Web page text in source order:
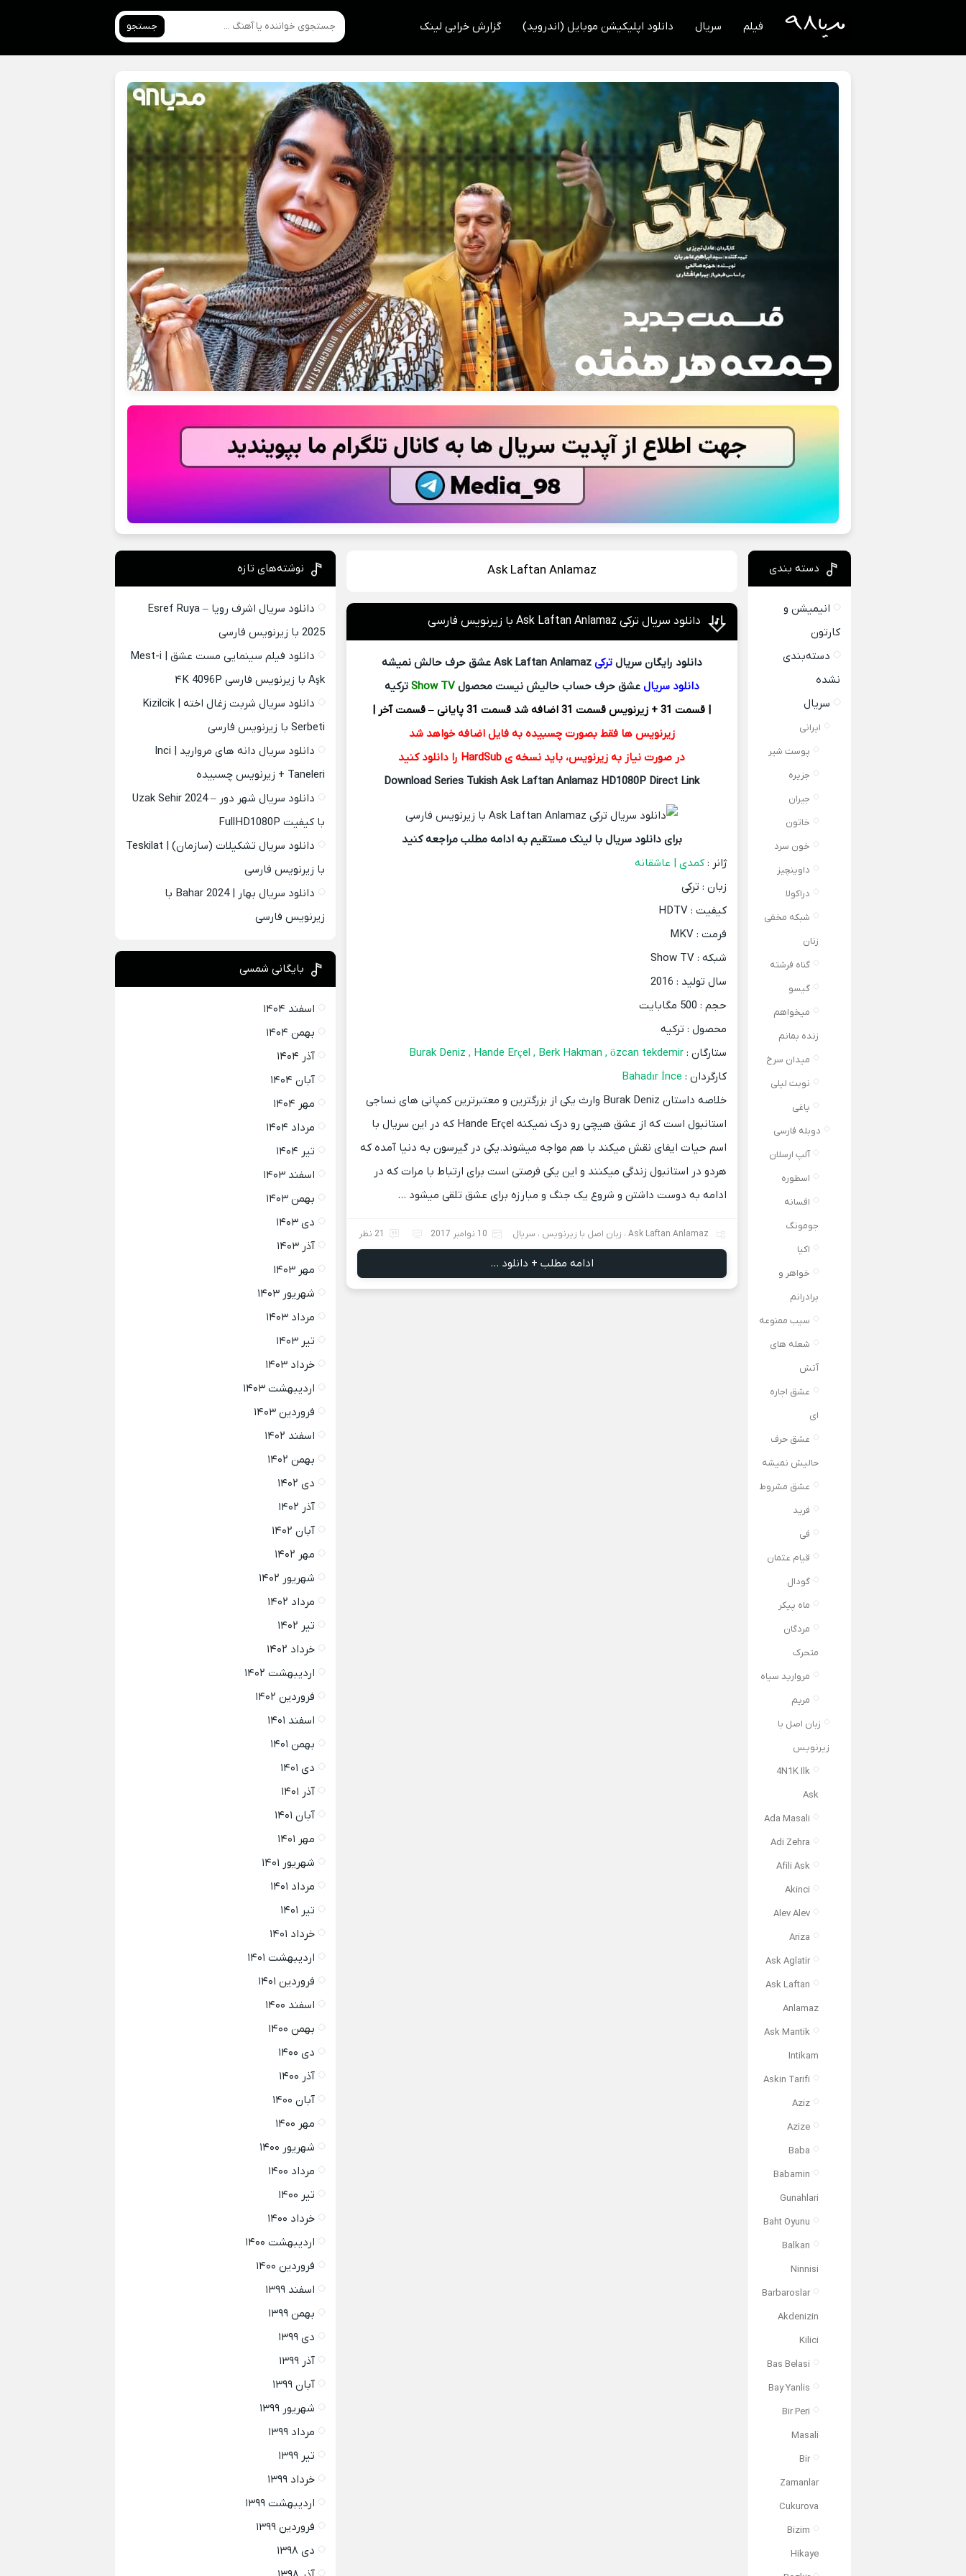
فیلم سریال دانلود اپلیکیشن موبایل (اندروید) گزارش خرابی لینک جستجو
Ask Laftan Anlamaz
دانلود سریال ترکی Ask Laftan Anlamaz با زیرنویس فارسی
دانلود رایگان سریال ترکی Ask Laftan Anlamaz عشق حرف حالش نمیشه
دانلود سریال عشق حرف حساب حالیش نیست محصولShow TV ترکیه
| قسمت 31 + زیرنویس قسمت 31 اضافه شد قسمت 31 پایانی – قسمت آخر |
زیرنویس ها فقط بصورت چسبیده به فایل اضافه خواهد شد
در صورت نیاز به زیرنویس، باید نسخه ی HardSub را دانلود کنید
Download Series Tukish Ask Laftan Anlamaz HD1080P Direct Link
برای دانلود سریال با لینک مستقیم به ادامه مطلب مراجعه کنید
ژانر :کمدی | عاشقانه
زبان : ترکی
کیفیت : HDTV
فرمت : MKV
شبکه : Show TV
سال تولید : 2016
حجم : 500 مگابایت
محصول : ترکیه
ستارگان : Burak Deniz , Hande Erçel , Berk Hakman , özcan tekdemir
کارگردان : Bahadır İnce
خلاصه داستان
Burak Deniz وارث یکی از بزرگترین و معتبرترین کمپانی های نساجی
استانبول است که از عشق هیچی رو درک نمیکنه Hande Erçel که در این سریال با
اسم حیات ایفای نقش میکند با هم مواجه میشوند.یکی در گیرسون به دنیا آمده که
هردو در استانبول زندگی میکنند و این یکی فرصتی است برای ارتباط با مرات که در
ادامه به دوست داشتن و شروع یک جنگ و مبارزه برای عشق تلقی میشود …
Ask Laftan Anlamaz ، زبان اصل با زیرنویس ، سریال 10 نوامبر 2017 21 نظر
ادامه مطلب + دانلود ...
دسته بندی
انیمیشن و
کارتون
دسته‌بندی
نشده
سریال
ایرانی
پوست شیر
جزیره
جیران
خاتون
خون سرد
داوینچیز
دراکولا
شبکه مخفی
زنان
گناه فرشته
گیسو
میخواهم
زنده بمانم
میدان سرخ
نوبت لیلی
یاغی
دوبله فارسی
آلپ ارسلان
اسطوره
افسانه
جومونگ
اکیا
خواهر و
برادرانم
سیب ممنوعه
شعله های
آتش
عشق اجاره
ای
عشق حرف
حالیش نمیشه
عشق مشروط
فرید
فی
قیام عثمان
گودال
ماه پیکر
مردگان
متحرک
مروارید سیاه
مریم
زبان اصل با
زیرنویس
4N1K Ilk
Ask
Ada Masali
Adi Zehra
Afili Ask
Akinci
Alev Alev
Ariza
Ask Aglatir
Ask Laftan
Anlamaz
Ask Mantik
Intikam
Askin Tarifi
Aziz
Azize
Baba
Babamin
Gunahlari
Baht Oyunu
Balkan
Ninnisi
Barbaroslar
Akdenizin
Kilici
Bas Belasi
Bay Yanlis
Bir Peri
Masali
Bir
Zamanlar
Cukurova
Bizim
Hikaye
نوشته‌های تازه
دانلود سریال اشرف رویا – Esref Ruya
2025 با زیرنویس فارسی
دانلود فیلم سینمایی مست عشق | Mest-i
Aşk با زیرنویس فارسی ۴K 4096P
دانلود سریال شربت زغال اخته | Kizilcik
Serbeti با زیرنویس فارسی
دانلود سریال دانه های مروارید | Inci
Taneleri + زیرنویس چسبیده
دانلود سریال شهر دور – Uzak Sehir 2024
با کیفیت FullHD1080P
دانلود سریال تشکیلات (سازمان) | Teskilat
با زیرنویس فارسی
دانلود سریال بهار | Bahar 2024 با
زیرنویس فارسی
بایگانی شمسی
اسفند ۱۴۰۴
بهمن ۱۴۰۴
آذر ۱۴۰۴
آبان ۱۴۰۴
مهر ۱۴۰۴
مرداد ۱۴۰۴
تیر ۱۴۰۴
اسفند ۱۴۰۳
بهمن ۱۴۰۳
دی ۱۴۰۳
آذر ۱۴۰۳
مهر ۱۴۰۳
شهریور ۱۴۰۳
مرداد ۱۴۰۳
تیر ۱۴۰۳
خرداد ۱۴۰۳
اردیبهشت ۱۴۰۳
فروردین ۱۴۰۳
اسفند ۱۴۰۲
بهمن ۱۴۰۲
دی ۱۴۰۲
آذر ۱۴۰۲
آبان ۱۴۰۲
مهر ۱۴۰۲
شهریور ۱۴۰۲
مرداد ۱۴۰۲
تیر ۱۴۰۲
خرداد ۱۴۰۲
اردیبهشت ۱۴۰۲
فروردین ۱۴۰۲
اسفند ۱۴۰۱
بهمن ۱۴۰۱
دی ۱۴۰۱
آذر ۱۴۰۱
آبان ۱۴۰۱
مهر ۱۴۰۱
شهریور ۱۴۰۱
مرداد ۱۴۰۱
تیر ۱۴۰۱
خرداد ۱۴۰۱
اردیبهشت ۱۴۰۱
فروردین ۱۴۰۱
اسفند ۱۴۰۰
بهمن ۱۴۰۰
دی ۱۴۰۰
آذر ۱۴۰۰
آبان ۱۴۰۰
مهر ۱۴۰۰
شهریور ۱۴۰۰
مرداد ۱۴۰۰
تیر ۱۴۰۰
خرداد ۱۴۰۰
اردیبهشت ۱۴۰۰
فروردین ۱۴۰۰
اسفند ۱۳۹۹
بهمن ۱۳۹۹
دی ۱۳۹۹
آذر ۱۳۹۹
آبان ۱۳۹۹
شهریور ۱۳۹۹
مرداد ۱۳۹۹
تیر ۱۳۹۹
خرداد ۱۳۹۹
اردیبهشت ۱۳۹۹
فروردین ۱۳۹۹
دی ۱۳۹۸